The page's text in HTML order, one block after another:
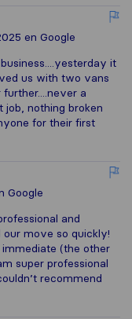
en Google
it
us with two vans
a
nothing broken
for their first
Google
and
move so quickly!
(the other
super professional
recommend